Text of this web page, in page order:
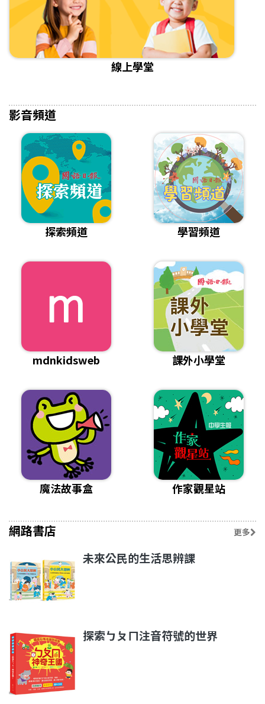
線上學堂
影音頻道
探索頻道 學習頻道
mdnkidsweb 課外小學堂
魔法故事盒 作家觀星站
網路書店 更多
未來公民的生活思辨課
探索ㄅㄆㄇ注音符號的世界